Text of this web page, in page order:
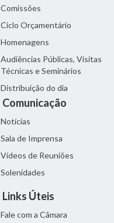
Comissões
Ciclo Orçamentário
Homenagens
Audiências Públicas, Visitas
Técnicas e Seminários
Distribuição do dia
Comunicação
Notícias
Sala de Imprensa
Vídeos de Reuniões
Solenidades
Links Úteis
Fale com a Câmara